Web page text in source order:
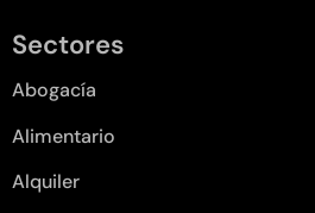
Sectores
Abogacía
Alimentario
Alquiler